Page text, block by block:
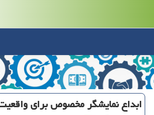
ابداع نمایشگر مخصوص برای